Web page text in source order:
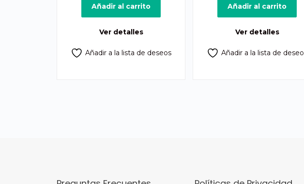
original
era:
es:
Añadir al carrito
Ver detalles
Añadir a la lista de deseos
original
era:
es:
Añadir al carrito
Ver detalles
Añadir a la lista de